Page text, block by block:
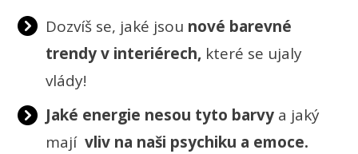
Dozvíš se, jaké jsou nové barevné
trendy v interiérech, které se ujaly
vlády!
Jaké energie nesou tyto barvy a jaký
majívliv na naši psychiku a emoce.